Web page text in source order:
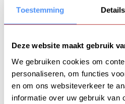
Toestemming Details
Deze website maakt gebruik
We gebruiken cookies om
personaliseren, om functies
en om ons websiteverkeer te
informatie over uw gebruik van